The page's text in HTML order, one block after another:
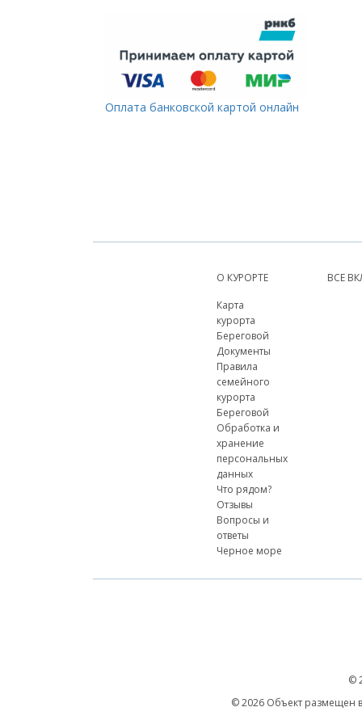
Оплата банковской картой онлайн
О КУРОРТЕ
Карта
курорта
Береговой
Документы
Правила
семейного
курорта
Береговой
Обработка и
хранение
персональных
данных
Что рядом?
Отзывы
Вопросы и
ответы
Черное море
ВСЕ
©
© 2026 Объект размещен